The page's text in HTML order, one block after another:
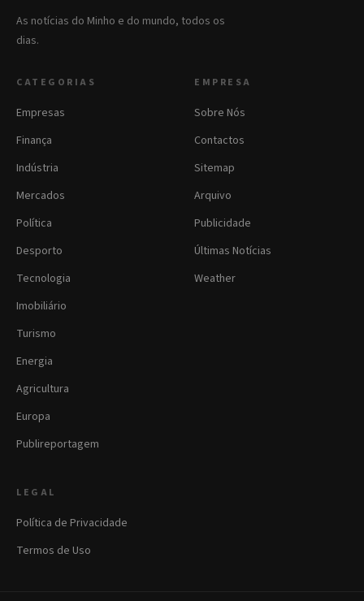
As notícias do Minho e do mundo, todos os
dias.
CATEGORIAS
Empresas
Finança
Indústria
Mercados
Política
Desporto
Tecnologia
Imobiliário
Turismo
Energia
Agricultura
Europa
Publireportagem
EMPRESA
Sobre Nós
Contactos
Sitemap
Arquivo
Publicidade
Últimas Notícias
Weather
LEGAL
Política de Privacidade
Termos de Uso